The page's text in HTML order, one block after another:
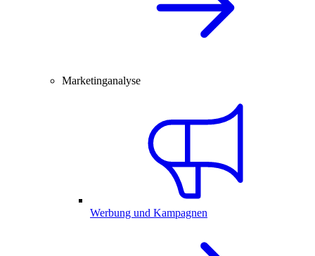
Marketinganalyse
Werbung und Kampagnen